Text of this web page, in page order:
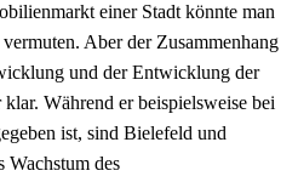
einer Stadt könnte man
Aber der Zusammenhang
und der Entwicklung der
Während er beispielsweise bei
ist, sind Bielefeld und
Wachstum des